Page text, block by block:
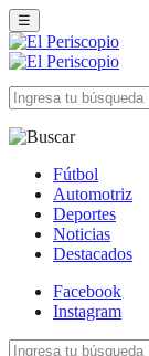
☰
Fútbol
Automotriz
Deportes
Noticias
Destacados
Facebook
Instagram